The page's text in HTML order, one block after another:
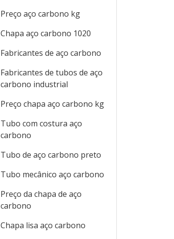
Preço aço carbono kg
Chapa aço carbono 1020
Fabricantes de aço carbono
Fabricantes de tubos de aço
carbono industrial
Preço chapa aço carbono kg
Tubo com costura aço
carbono
Tubo de aço carbono preto
Tubo mecânico aço carbono
Preço da chapa de aço
carbono
Chapa lisa aço carbono